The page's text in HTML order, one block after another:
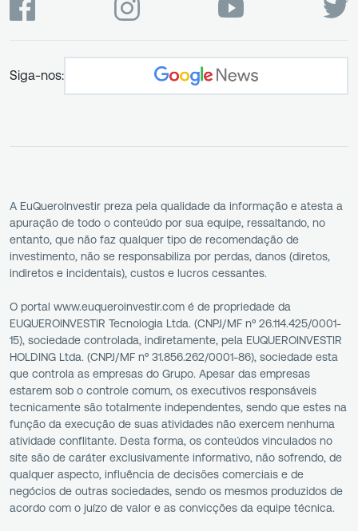
Siga-nos:
A EuQueroInvestir preza pela qualidade da informação e atesta a
apuração de todo o conteúdo por sua equipe, ressaltando, no
entanto, que não faz qualquer tipo de recomendação de
investimento, não se responsabiliza por perdas, danos (diretos,
indiretos e incidentais), custos e lucros cessantes.
O portal www.euqueroinvestir.com é de propriedade da
EUQUEROINVESTIR Tecnologia Ltda. (CNPJ/MF nº 26.114.425/0001-
15), sociedade controlada, indiretamente, pela EUQUEROINVESTIR
HOLDING Ltda. (CNPJ/MF nº 31.856.262/0001-86), sociedade esta
que controla as empresas do Grupo. Apesar das empresas
estarem sob o controle comum, os executivos responsáveis
tecnicamente são totalmente independentes, sendo que estes na
função da execução de suas atividades não exercem nenhuma
atividade conflitante. Desta forma, os conteúdos vinculados no
site são de caráter exclusivamente informativo, não sofrendo, de
qualquer aspecto, influência de decisões comerciais e de
negócios de outras sociedades, sendo os mesmos produzidos de
acordo com o juízo de valor e as convicções da equipe técnica.